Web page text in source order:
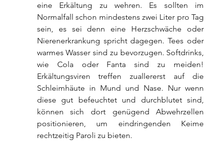
eine Erkältung zu wehren. Es sollten im
Normalfall schon mindestens zwei Liter pro Tag
sein, es sei denn eine Herzschwäche oder
Nierenerkrankung spricht dagegen. Tees oder
warmes Wasser sind zu bevorzugen. Softdrinks,
wie Cola oder Fanta sind zu meiden!
Erkältungsviren treffen zuallererst auf die
Schleimhäute in Mund und Nase. Nur wenn
diese gut befeuchtet und durchblutet sind,
können sich dort genügend Abwehrzellen
positionieren, um eindringenden Keime
rechtzeitig Paroli zu bieten.